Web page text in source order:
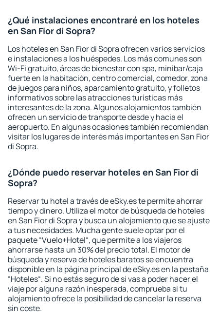
¿Qué instalaciones encontraré en los hoteles
en San Fior di Sopra?
Los hoteles en San Fior di Sopra ofrecen varios servicios
e instalaciones a los huéspedes. Los más comunes son
Wi-Fi gratuito, áreas de bienestar con spa, minibar/caja
fuerte en la habitación, centro comercial, comedor, zona
de juegos para niños, aparcamiento gratuito, y folletos
informativos sobre las atracciones turísticas más
interesantes de la zona. Algunos alojamientos también
ofrecen un servicio de transporte desde y hacia el
aeropuerto. En algunas ocasiones también recomiendan
visitar los lugares de interés más importantes en San Fior
di Sopra.
¿Dónde puedo reservar hoteles en San Fior di
Sopra?
Reservar tu hotel a través de eSky.es te permite ahorrar
tiempo y dinero. Utiliza el motor de búsqueda de hoteles
en San Fior di Sopra y busca un alojamiento que se ajuste
a tus necesidades. Mucha gente suele optar por el
paquete “Vuelo+Hotel“, que permite a los viajeros
ahorrarse hasta un 30% del precio total. El motor de
búsqueda y reserva de hoteles baratos se encuentra
disponible en la página principal de eSky.es en la pestaña
“Hoteles“. Si no estás seguro de si vas a poder hacer el
viaje por alguna razón inesperada, comprueba si tu
alojamiento ofrece la posibilidad de cancelar la reserva
sin coste.